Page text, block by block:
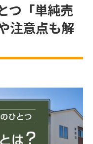
つ「単純売
注意点も解